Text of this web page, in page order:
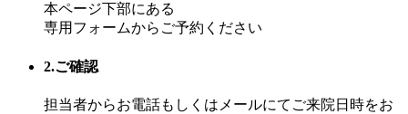
本ページ下部にある
専用フォームからご予約ください
2.ご確認
担当者からお電話もしくはメールにてご来院日時をお